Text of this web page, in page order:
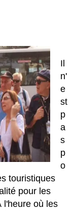
Il
n'
e
st
p
a
s
p
o
touristiques
pour les
l'heure où les